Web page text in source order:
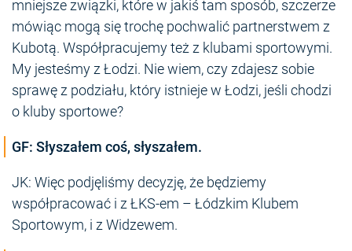
mniejsze związki, które w jakiś tam sposób, szczerze
mówiąc mogą się trochę pochwalić partnerstwem z
Kubotą. Współpracujemy też z klubami sportowymi.
My jesteśmy z Łodzi. Nie wiem, czy zdajesz sobie
sprawę z podziału, który istnieje w Łodzi, jeśli chodzi
o kluby sportowe?
GF: Słyszałem coś, słyszałem.
JK: Więc podjęliśmy decyzję, że będziemy
współpracować i z ŁKS-em – Łódzkim Klubem
Sportowym, i z Widzewem.